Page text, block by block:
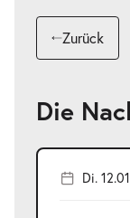
Suchtreffer:
Zurück
Die
Di.